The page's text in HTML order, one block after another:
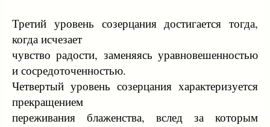
Третий уровень созерцания достигается тогда,
когда исчезает
чувство радости, заменяясь уравновешенностью
и сосредоточенностью.
Четвертый уровень созерцания характеризуется
прекращением
переживания блаженства, вслед за которым